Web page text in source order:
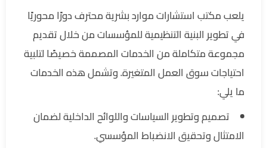
يلعب مكتب استشارات موارد بشرية محترف دورًا محوريًا
في تطوير البنية التنظيمية للمؤسسات من خلال تقديم
مجموعة متكاملة من الخدمات المصممة خصيصًا لتلبية
احتياجات سوق العمل المتغيرة. وتشمل هذه الخدمات
ما يلي:
تصميم وتطوير السياسات واللوائح الداخلية لضمان
الامتثال وتحقيق الانضباط المؤسسي.